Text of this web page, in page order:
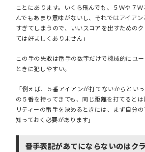
ことにあります。いくら飛んでも、５Ｗや７
んでもあまり意味がないし、それではアイア
すぎてしまうので、いいスコアを出すための
ては好ましくありません」
この手の失敗は番手の数字だけで機械的にユ
ときに犯しやすい。
「例えば、５番アイアンが打てないからとい
の５番を持ってきても、同じ距離を打てると
リティーの番手を決めるときには、まず自分
知っておく必要があります」
番手表記があてにならないのはク